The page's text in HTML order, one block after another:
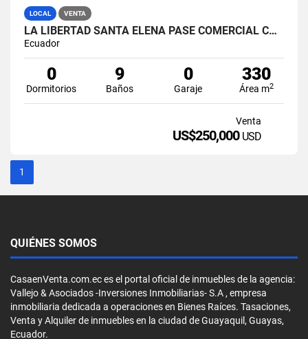
LOCAL VENTA
LA LIBERTAD SANTA ELENA PASE COMERCIAL CON 8 LOCALES EN VENTA
Ecuador
0
Dormitorios
9
Baños
0
Garaje
330
Área m2
Venta
US$250,000 USD
1
QUIÉNES SOMOS
CasaenVenta.com.ec es el portal oficial de inmuebles de la agencia:
Vallejo & Asociados -Inversiones Inmobiliarias- S.A , empresa
inmobiliaria dedicada a operaciones en Bienes Raíces. Tasaciones,
Venta y Alquiler de inmuebles en la ciudad de Guayaquil, Guayas,
Ecuador.